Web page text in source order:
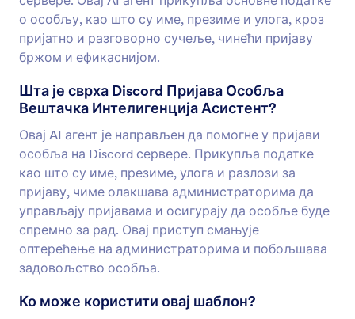
о особљу, као што су име, презиме и улога, кроз
пријатно и разговорно сучеље, чинећи пријаву
бржом и ефикаснијом.
Шта је сврха Discord Пријава Особља
Вештачка Интелигенција Асистент?
Овај AI агент је направљен да помогне у пријави
особља на Discord сервере. Прикупља податке
као што су име, презиме, улога и разлози за
пријаву, чиме олакшава администраторима да
управљају пријавама и осигурају да особље буде
спремно за рад. Овај приступ смањује
оптерећење на администраторима и побољшава
задовољство особља.
Ко може користити овај шаблон?